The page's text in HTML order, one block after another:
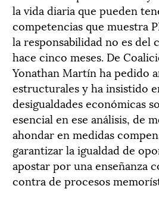
la vida diaria que pueden
competencias que muestra
la responsabilidad no es del
hace cinco meses. De
Yonathan Martín ha pedido
estructurales y ha insistido
desigualdades económicas
esencial en ese análisis, de
ahondar en medidas
garantizar la igualdad de
apostar por una enseñanza
contra de procesos